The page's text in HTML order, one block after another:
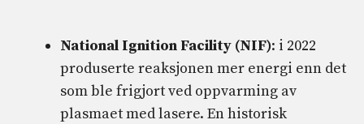
National Ignition Facility (NIF): i 2022
produserte reaksjonen mer energi enn det
som ble frigjort ved oppvarming av
plasmaet med lasere. En historisk